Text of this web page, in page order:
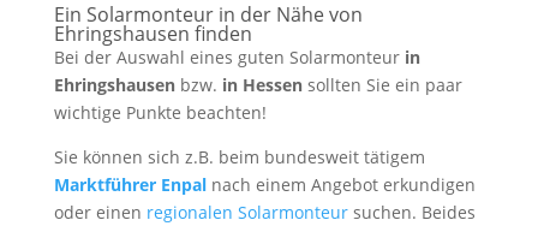
Ein Solarmonteur in der Nähe von
Ehringshausen finden
Bei der Auswahl eines guten Solarmonteur in
Ehringshausenbzw. in Hessen sollten Sie ein paar
wichtige Punkte beachten!
Sie können sich z.B. beim bundesweit tätigem
Marktführer Enpalnach einem Angebot erkundigen
oder einen regionalen Solarmonteursuchen. Beides